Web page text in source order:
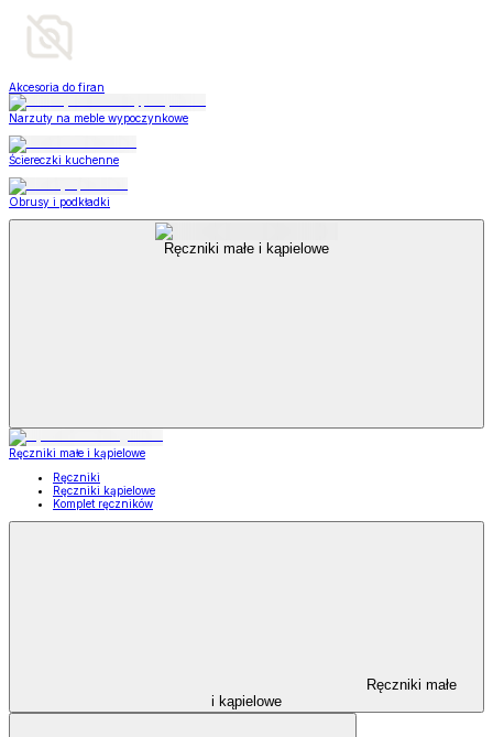
Akcesoria do firan
Narzuty na meble wypoczynkowe
Ściereczki kuchenne
Obrusy i podkładki
Ręczniki małe i kąpielowe
Ręczniki małe i kąpielowe
Ręczniki
Ręczniki kąpielowe
Komplet ręczników
Ręczniki małe
i kąpielowe